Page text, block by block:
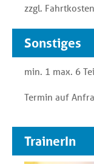
zzgl. Fahrtkosten
Sonstiges
min. 1 max. 6
Termin auf
TrainerIn